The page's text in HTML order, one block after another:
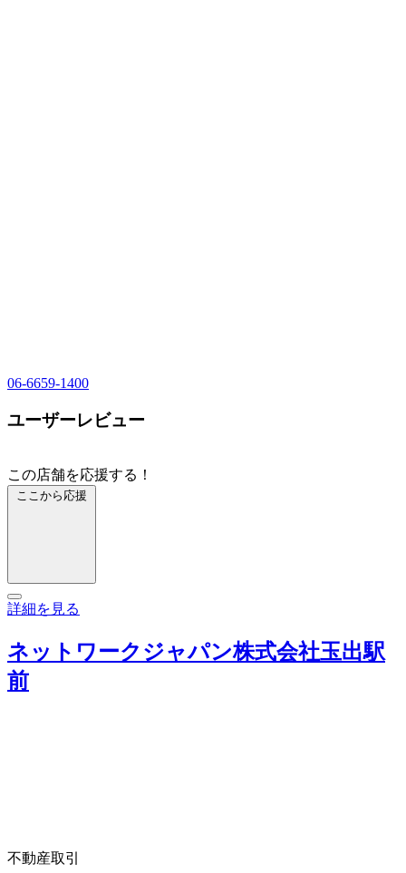
06-6659-1400
ユーザーレビュー
この店舗を応援する！
ここから応援
詳細を見る
ネットワークジャパン株式会社玉出駅
前
不動産取引